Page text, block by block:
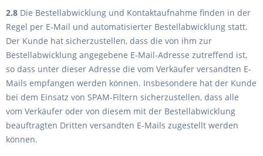
2.8 Die Bestellabwicklung und Kontaktaufnahme finden in der
Regel per E-Mail und automatisierter Bestellabwicklung statt.
Der Kunde hat sicherzustellen, dass die von ihm zur
Bestellabwicklung angegebene E-Mail-Adresse zutreffend ist,
so dass unter dieser Adresse die vom Verkäufer versandten E-
Mails empfangen werden können. Insbesondere hat der Kunde
bei dem Einsatz von SPAM-Filtern sicherzustellen, dass alle
vom Verkäufer oder von diesem mit der Bestellabwicklung
beauftragten Dritten versandten E-Mails zugestellt werden
können.